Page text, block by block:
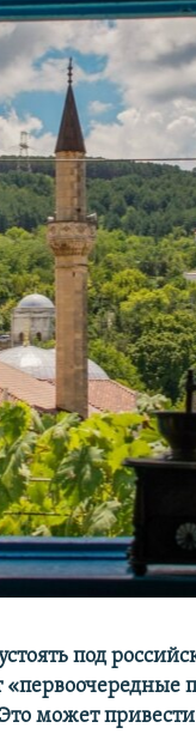
под
может